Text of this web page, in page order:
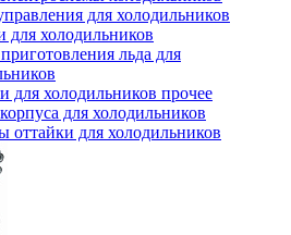
для холодильников
для холодильников
льда для
для холодильников прочее
для холодильников
оттайки для холодильников